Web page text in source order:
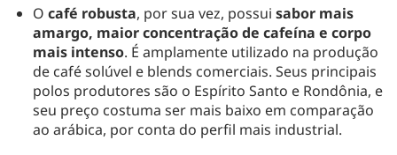
O café robusta, por sua vez, possui sabor mais
amargo, maior concentração de cafeína e corpo
mais intenso. É amplamente utilizado na produção
de café solúvel e blends comerciais. Seus principais
polos produtores são o Espírito Santo e Rondônia, e
seu preço costuma ser mais baixo em comparação
ao arábica, por conta do perfil mais industrial.